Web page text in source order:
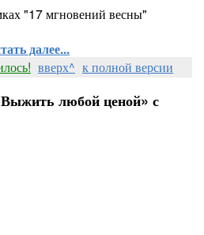
"17 мгновений весны"
далее...
вверх^ к полной версии
любой ценой» с